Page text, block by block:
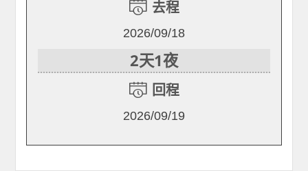
去程
2026/09/18
2天1夜
回程
2026/09/19